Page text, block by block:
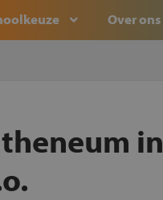
Over ons
in